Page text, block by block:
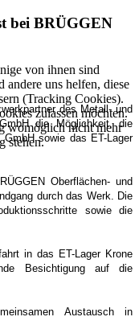
bei BRÜGGEN
des Metall- und
die Möglichkeit, die
sowie das ET-Lager
Oberflächen- und
durch das Werk. Die
sowie die
in das ET-Lager Krone
Besichtigung auf die
Austausch in
von ihnen sind
andere uns helfen, diese
(Tracking Cookies).
zulassen möchten.
womöglich nicht mehr
stehen.